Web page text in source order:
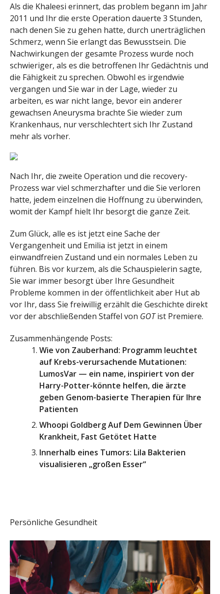
Als die Khaleesi erinnert, das problem begann im Jahr
2011 und Ihr die erste Operation dauerte 3 Stunden,
nach denen Sie zu gehen hatte, durch unerträglichen
Schmerz, wenn Sie erlangt das Bewusstsein. Die
Nachwirkungen der gesamte Prozess wurde noch
schwieriger, als es die betroffenen Ihr Gedächtnis und
die Fähigkeit zu sprechen. Obwohl es irgendwie
vergangen und Sie war in der Lage, wieder zu
arbeiten, es war nicht lange, bevor ein anderer
gewachsen Aneurysma brachte Sie wieder zum
Krankenhaus, nur verschlechtert sich Ihr Zustand
mehr als vorher.
Nach Ihr, die zweite Operation und die recovery-
Prozess war viel schmerzhafter und die Sie verloren
hatte, jedem einzelnen die Hoffnung zu überwinden,
womit der Kampf hielt Ihr besorgt die ganze Zeit.
Zum Glück, alle es ist jetzt eine Sache der
Vergangenheit und Emilia ist jetzt in einem
einwandfreien Zustand und ein normales Leben zu
führen. Bis vor kurzem, als die Schauspielerin sagte,
Sie war immer besorgt über Ihre Gesundheit
Probleme kommen in der öffentlichkeit aber Hut ab
vor Ihr, dass Sie freiwillig erzählt die Geschichte direkt
vor der abschließenden Staffel von GOTist Premiere.
Zusammenhängende Posts:
Wie von Zauberhand: Programm leuchtet
auf Krebs-verursachende Mutationen:
LumosVar — ein name, inspiriert von der
Harry-Potter-könnte helfen, die ärzte
geben Genom-basierte Therapien für Ihre
Patienten
Whoopi Goldberg Auf Dem Gewinnen Über
Krankheit, Fast Getötet Hatte
Innerhalb eines Tumors: Lila Bakterien
visualisieren „großen Esser“
Persönliche Gesundheit